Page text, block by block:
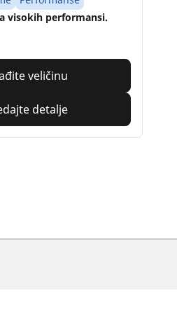
visokih performansi.
veličinu
detalje